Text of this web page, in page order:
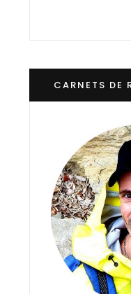
CARNETS DE